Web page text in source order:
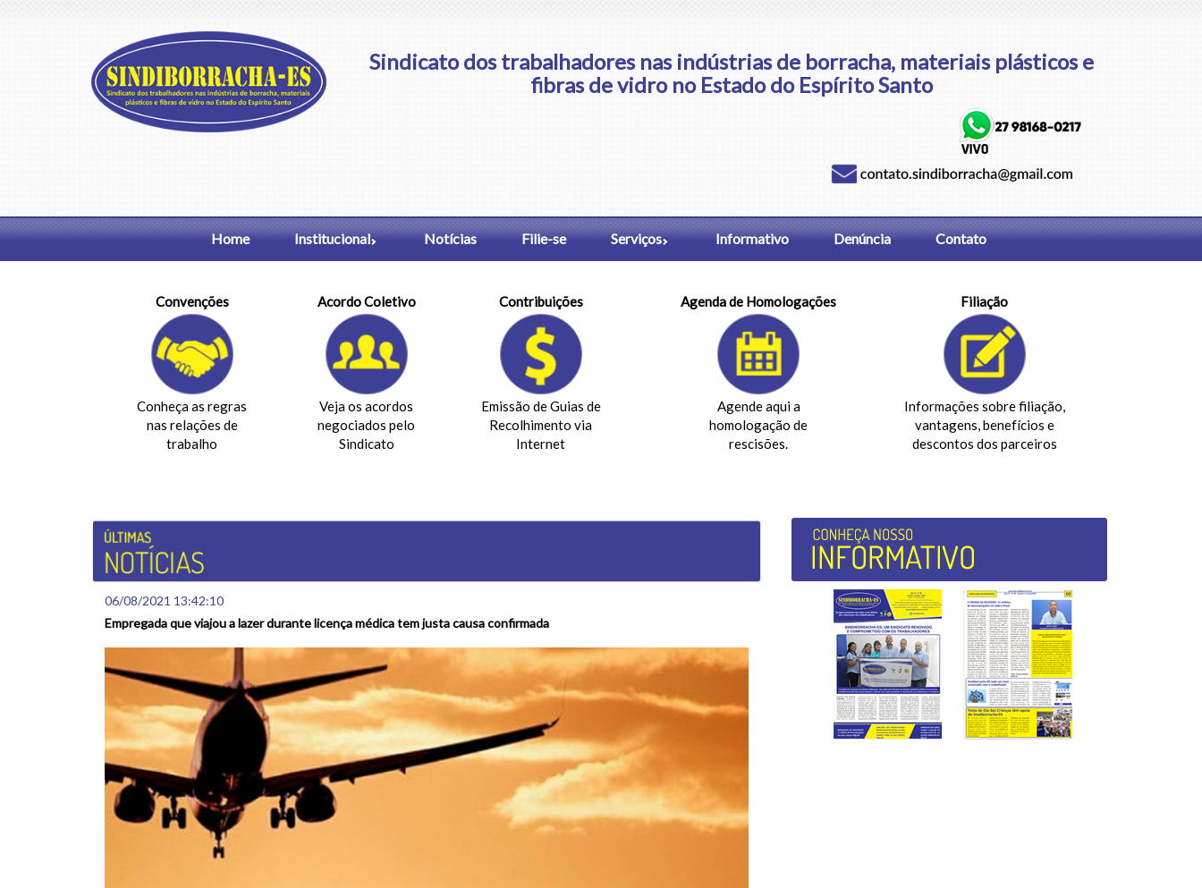
Sindicato dos trabalhadores nas indústrias de borracha, materiais plásticos e
fibras de vidro no Estado do Espírito Santo
Home Institucional Notícias Filie-se Serviços Informativo Denúncia Contato
Convenções
Conheça as regras
nas relações de
trabalho
Acordo Coletivo
Veja os acordos
negociados pelo
Sindicato
Contribuições
Emissão de Guias de
Recolhimento via
Internet
Agenda de Homologações
Agende aqui a
homologação de
rescisões.
Filiação
Informações sobre filiação,
vantagens, benefícios e
descontos dos parceiros
06/08/2021 13:42:10
Empregada que viajou a lazer durante licença médica tem justa causa confirmada